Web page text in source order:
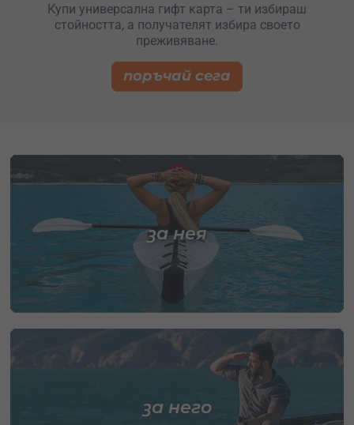
Купи универсална гифт карта – ти избираш
стойността, а получателят избира своето
преживяване.
поръчай сега
за нея
за него